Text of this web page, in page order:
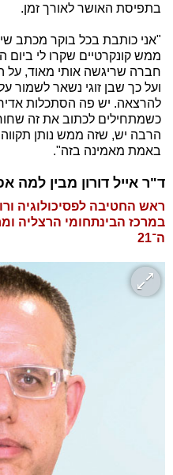
בתפיסת האושר לאורך זמן.
"אני כותבת בכל בוקר מכתב
ממש קונקרטיים שקרו לי ביום
חברה שריגשה אותי מאוד, על
ועל כך שבן זוגי נשאר לשמור
להרצאה. יש פה הסתכלות
כשמתחילים לכתוב את זה
הרבה יש, שזה ממש נותן
באמת מאמינה בזה".
ד"ר אייל דורון מבין למה
ראש החטיבה לפסיכולוגיה
במרכז הבינתחומי הרצליה
ה־21